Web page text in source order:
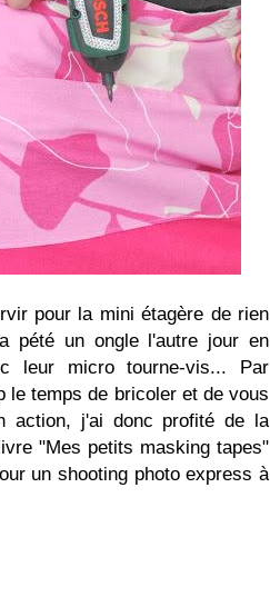
pour la mini étagère de rien
pété un ongle l'autre jour en
leur micro tourne-vis... Par
le temps de bricoler et de vous
action, j'ai donc profité de la
"Mes petits masking tapes"
un shooting photo express à